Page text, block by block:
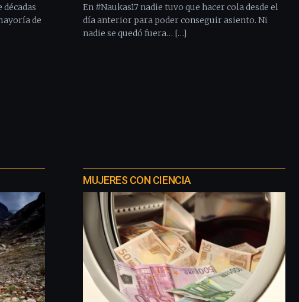
décadas
de
En #Naukas17 nadie tuvo que hacer cola desde el
día anterior para poder conseguir asiento. Ni
nadie se quedó fuera… […]
MUJERES CON CIENCIA